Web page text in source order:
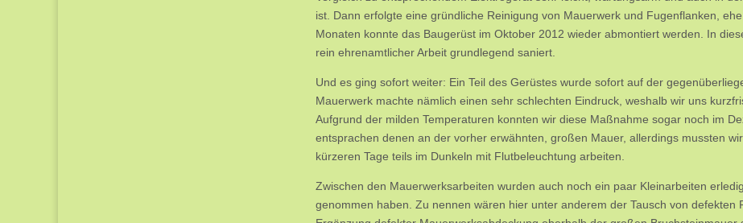
ist. Dann erfolgte eine gründliche Reinigung von Mauerwerk und Fugenflanken,
Monaten konnte das Baugerüst im Oktober 2012 wieder abmontiert werden. In
rein ehrenamtlicher Arbeit grundlegend saniert.
Und es ging sofort weiter: Ein Teil des Gerüstes wurde sofort auf der
Mauerwerk machte nämlich einen sehr schlechten Eindruck, weshalb wir uns
Aufgrund der milden Temperaturen konnten wir diese Maßnahme sogar noch im
entsprachen denen an der vorher erwähnten, großen Mauer, allerdings mussten
kürzeren Tage teils im Dunkeln mit Flutbeleuchtung arbeiten.
Zwischen den Mauerwerksarbeiten wurden auch noch ein paar Kleinarbeiten
genommen haben. Zu nennen wären hier unter anderem der Tausch von defekten